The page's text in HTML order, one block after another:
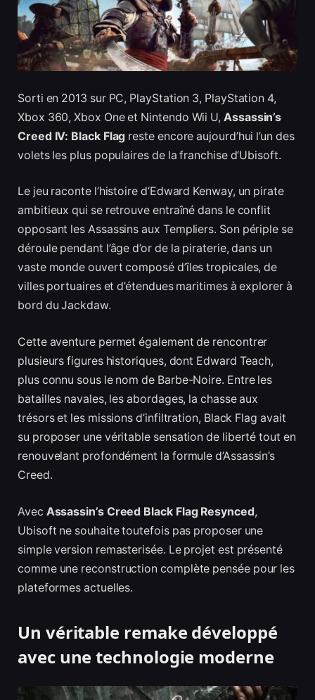
Sorti en 2013 sur PC, PlayStation 3, PlayStation 4,
Xbox 360, Xbox One et Nintendo Wii U, Assassin’s
Creed IV: Black Flag reste encore aujourd’hui l’un des
volets les plus populaires de la franchise d’Ubisoft.
Le jeu raconte l’histoire d’Edward Kenway, un pirate
ambitieux qui se retrouve entraîné dans le conflit
opposant les Assassins aux Templiers. Son périple se
déroule pendant l’âge d’or de la piraterie, dans un
vaste monde ouvert composé d’îles tropicales, de
villes portuaires et d’étendues maritimes à explorer à
bord du Jackdaw.
Cette aventure permet également de rencontrer
plusieurs figures historiques, dont Edward Teach,
plus connu sous le nom de Barbe-Noire. Entre les
batailles navales, les abordages, la chasse aux
trésors et les missions d’infiltration, Black Flag avait
su proposer une véritable sensation de liberté tout en
renouvelant profondément la formule d’Assassin’s
Creed.
Avec Assassin’s Creed Black Flag Resynced,
Ubisoft ne souhaite toutefois pas proposer une
simple version remasterisée. Le projet est présenté
comme une reconstruction complète pensée pour les
plateformes actuelles.
Un véritable remake développé
avec une technologie moderne